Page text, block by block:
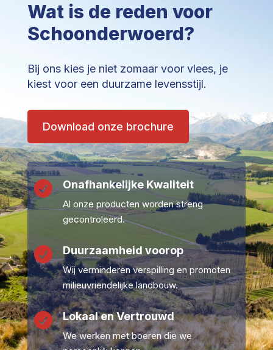
Wat is de reden voor
Schoonderwoerd?
Bij ons kies je niet zomaar voor vlees, je
kiest voor een duurzame levensstijl.
Download onze brochure
 Onafhankelijke Kwaliteit
Al onze producten worden streng
gecontroleerd.
 Duurzaamheid voorop
Wij verminderen verspilling en promoten
milieuvriendelijke landbouw.
 Lokaal en Vertrouwd
We werken met boeren die we